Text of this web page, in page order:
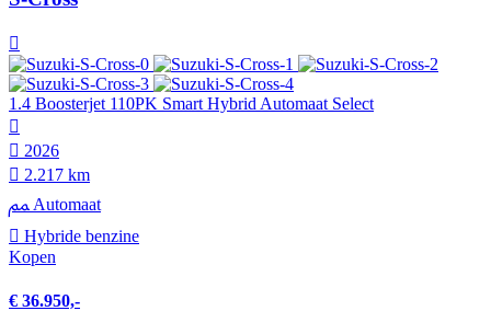
1.4 Boosterjet 110PK Smart Hybrid Automaat Select
2026
2.217 km
Automaat
Hybride benzine
Kopen
€ 36.950,-